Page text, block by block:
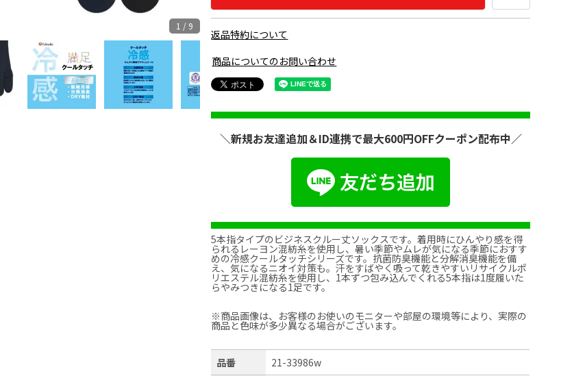
1 / 9
ブラック090 ネイビー700
返品特約について
商品についてのお問い合わせ
＼新規お友達追加＆ID連携で最大600円OFFクーポン配布中／
5本指タイプのビジネスクルー丈ソックスです。着用時にひんやり感を得
られるレーヨン混紡糸を使用し、暑い季節やムレが気になる季節におすす
めの冷感クールタッチシリーズです。抗菌防臭機能と分解消臭機能を備
え、気になるニオイ対策も。汗をすばやく吸って乾きやすいリサイクルポ
リエステル混紡糸を使用し、1本ずつ包み込んでくれる5本指は1度履いた
らやみつきになる1足です。
※商品画像は、お客様のお使いのモニターや部屋の環境等により、実際の
商品と色味が多少異なる場合がございます。
品番
21-33986w